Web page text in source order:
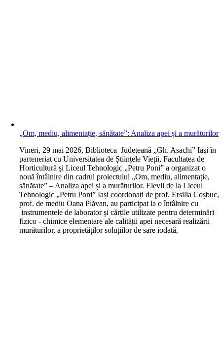
„Om, mediu, alimentație, sănătate”: Analiza apei și a murăturilor
Vineri, 29 mai 2026, Biblioteca Judeţeană „Gh. Asachi” Iaşi în
parteneriat cu Universitatea de Științele Vieții, Facultatea de
Horticultură și Liceul Tehnologic „Petru Poni” a organizat o
nouă întâlnire din cadrul proiectului „Om, mediu, alimentație,
sănătate” – Analiza apei și a murăturilor. Elevii de la Liceul
Tehnologic „Petru Poni” Iași coordonați de prof. Ersilia Coșbuc,
prof. de mediu Oana Plăvan, au participat la o întâlnire cu
instrumentele de laborator și cărțile utilizate pentru determinări
fizico - chimice elementare ale calității apei necesară realizării
murăturilor, a proprietăților soluțiilor de sare iodată,